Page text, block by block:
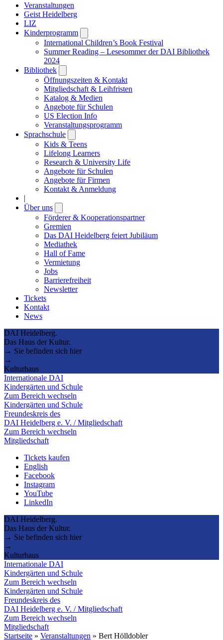
Veranstaltungen
Geist Heidelberg
LIZ
Kinderprogramm
submenu
International Children’s Book Festival
Summer Reading – Lesesommer der DAI Bibliothek
2024
Bibliothek
submenu
Öffnungszeiten & Kontakt
Mitgliedschaft & Leihfristen
Katalog & Medien
Angebote für Schulen
US Election Info
Veranstaltungsprogramm
Sprachschule
submenu
Kids & Teens
Lifelong Learners
Research & University Life
Angebote für Schulen
Angebote für Firmen
Kontakt & Anmeldung
|
Über uns
submenu
Förderer & Kooperationspartner
Gremien
Das DAI Heidelberg feiert Jubiläum
Mediathek
Hall of Fame
Vermietung
Jobs
Barrierefreiheit
Newsletter
Tickets
Kontakt
News
DAI Heidelberg.
Das Haus der Kultur.
→ Sie befinden sich hier
→
Kulturhaus
Internationale DAI
Kindergärten und Schule
Zum Bereich wechseln
Kindergärten und Schule
Freundeskreis des
DAI Heidelberg e. V. / Mitgliedschaft
Zum Bereich wechseln
Mitgliedschaft
Tickets kaufen
English
Facebook
Instagram
YouTube
LinkedIn
DAI Heidelberg.
Das Haus der Kultur.
→ Sie befinden sich hier
→
Kulturhaus
Internationale DAI
Kindergärten und Schule
Zum Bereich wechseln
Kindergärten und Schule
Freundeskreis des
DAI Heidelberg e. V. / Mitgliedschaft
Zum Bereich wechseln
Mitgliedschaft
Startseite » Veranstaltungen » Bert Hölldobler